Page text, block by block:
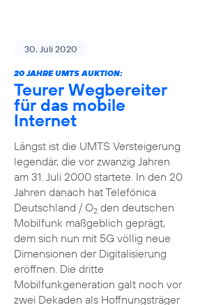
30. Juli 2020
20 JAHRE UMTS AUKTION:
Teurer Wegbereiter
für das mobile
Internet
Längst ist die UMTS Versteigerung
legendär, die vor zwanzig Jahren
am 31. Juli 2000 startete. In den 20
Jahren danach hat Telefónica
Deutschland / O2den deutschen
Mobilfunk maßgeblich geprägt,
dem sich nun mit 5G völlig neue
Dimensionen der Digitalisierung
eröffnen. Die dritte
Mobilfunkgeneration galt noch vor
zwei Dekaden als Hoffnungsträger